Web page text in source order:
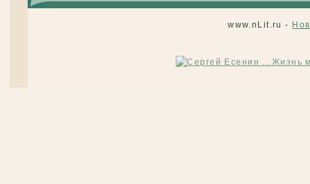
www.nLit.ru -